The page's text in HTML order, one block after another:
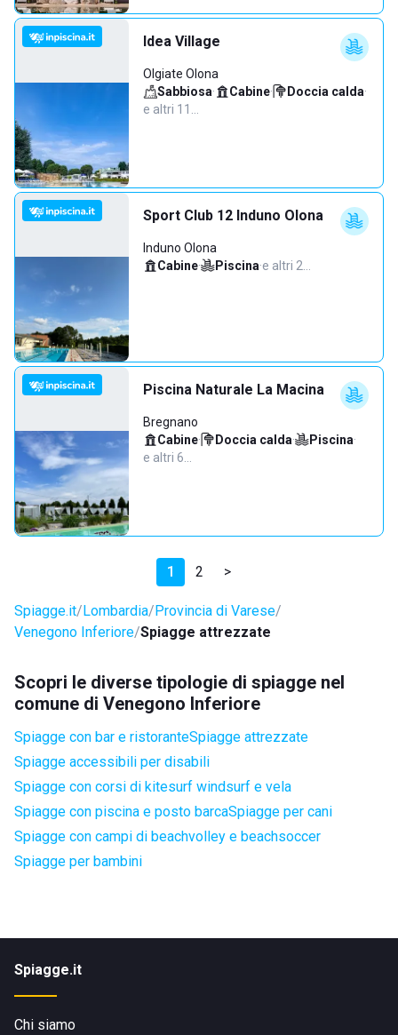
Idea Village
Olgiate Olona
Sabbiosa· Cabine· Doccia calda·
e altri 11…
Sport Club 12 Induno Olona
Induno Olona
Cabine· Piscina·e altri 2…
Piscina Naturale La Macina
Bregnano
Cabine· Doccia calda· Piscina·
e altri 6…
1 2 >
Spiagge.it Lombardia Provincia di Varese
Venegono Inferiore Spiagge attrezzate
Scopri le diverse tipologie di spiagge nel
comune di Venegono Inferiore
Spiagge con bar e ristoranteSpiagge attrezzate
Spiagge accessibili per disabili
Spiagge con corsi di kitesurf windsurf e vela
Spiagge con piscina e posto barcaSpiagge per cani
Spiagge con campi di beachvolley e beachsoccer
Spiagge per bambini
Spiagge.it
Chi siamo